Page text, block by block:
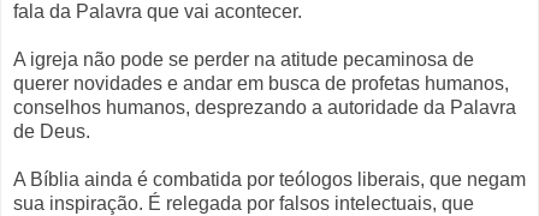
fala da Palavra que vai acontecer.
A igreja não pode se perder na atitude pecaminosa de
querer novidades e andar em busca de profetas humanos,
conselhos humanos, desprezando a autoridade da Palavra
de Deus.
A Bíblia ainda é combatida por teólogos liberais, que negam
sua inspiração. É relegada por falsos intelectuais, que